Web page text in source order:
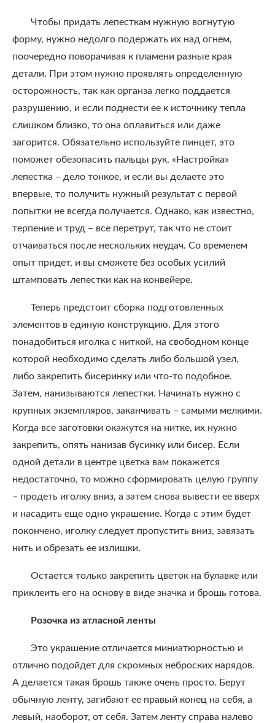
Чтобы придать лепесткам нужную вогнутую
форму, нужно недолго подержать их над огнем,
поочередно поворачивая к пламени разные края
детали. При этом нужно проявлять определенную
осторожность, так как органза легко поддается
разрушению, и если поднести ее к источнику тепла
слишком близко, то она оплавиться или даже
загорится. Обязательно используйте пинцет, это
поможет обезопасить пальцы рук. «Настройка»
лепестка – дело тонкое, и если вы делаете это
впервые, то получить нужный результат с первой
попытки не всегда получается. Однако, как известно,
терпение и труд – все перетрут, так что не стоит
отчаиваться после нескольких неудач. Со временем
опыт придет, и вы сможете без особых усилий
штамповать лепестки как на конвейере.
Теперь предстоит сборка подготовленных
элементов в единую конструкцию. Для этого
понадобиться иголка с ниткой, на свободном конце
которой необходимо сделать либо большой узел,
либо закрепить бисеринку или что-то подобное.
Затем, нанизываются лепестки. Начинать нужно с
крупных экземпляров, заканчивать – самыми мелкими.
Когда все заготовки окажутся на нитке, их нужно
закрепить, опять нанизав бусинку или бисер. Если
одной детали в центре цветка вам покажется
недостаточно, то можно сформировать целую группу
– продеть иголку вниз, а затем снова вывести ее вверх
и насадить еще одно украшение. Когда с этим будет
покончено, иголку следует пропустить вниз, завязать
нить и обрезать ее излишки.
Остается только закрепить цветок на булавке или
приклеить его на основу в виде значка и брошь готова.
Розочка из атласной ленты
Это украшение отличается миниатюрностью и
отлично подойдет для скромных неброских нарядов.
А делается такая брошь также очень просто. Берут
обычную ленту, загибают ее правый конец на себя, а
левый, наоборот, от себя. Затем ленту справа налево